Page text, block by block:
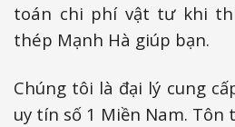
toán chi phí vật tư khi
thép Mạnh Hà giúp bạn.
Chúng tôi là đại lý cung
uy tín số 1 Miền Nam. Tôn